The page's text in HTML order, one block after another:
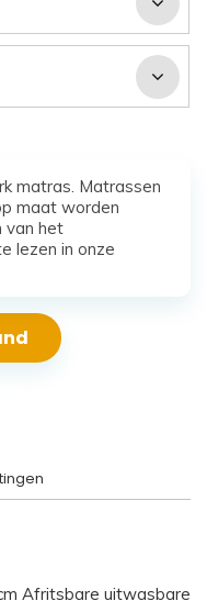
matras. Matrassen
maat worden
van het
lezen in onze
Afritsbare uitwasbare